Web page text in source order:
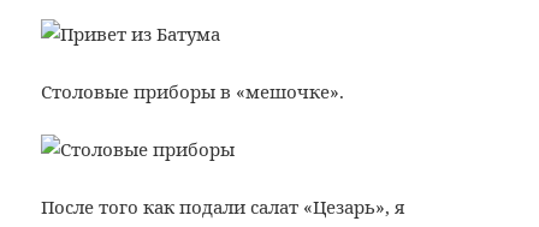
Столовые приборы в «мешочке».
После того как подали салат «Цезарь», я